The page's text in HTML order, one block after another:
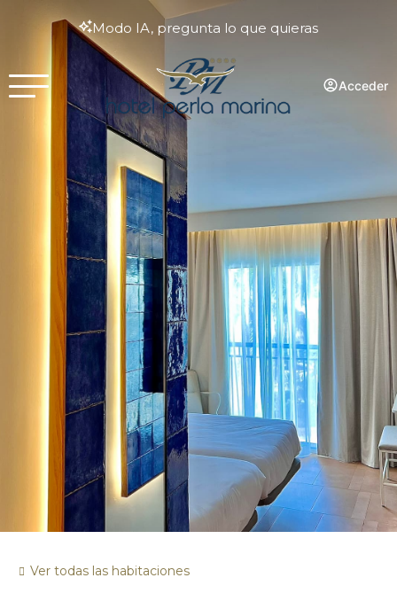
Modo IA, pregunta lo que quieras
Acceder
Ver todas las habitaciones